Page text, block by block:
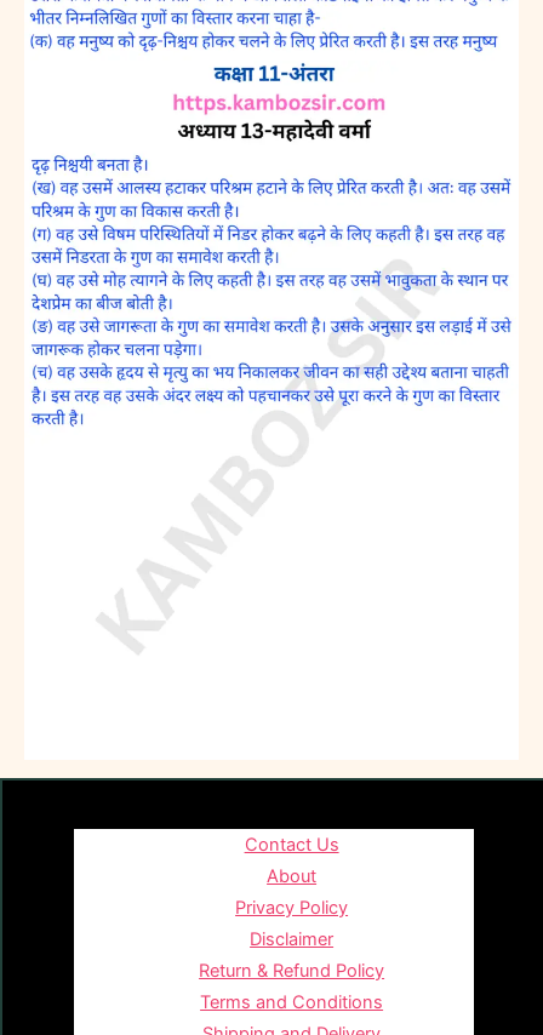
Contact Us
About
Privacy Policy
Disclaimer
Return & Refund Policy
Terms and Conditions